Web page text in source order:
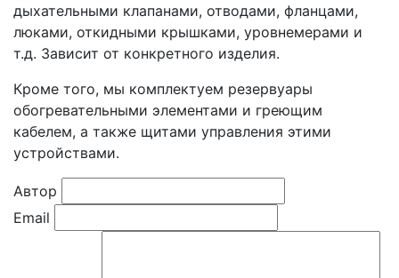
дыхательными клапанами, отводами, фланцами,
люками, откидными крышками, уровнемерами и
т.д. Зависит от конкретного изделия.
Кроме того, мы комплектуем резервуары
обогревательными элементами и греющим
кабелем, а также щитами управления этими
устройствами.
Автор
Email